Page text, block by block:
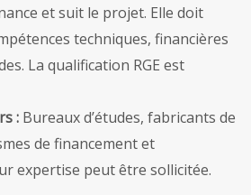
et suit le projet. Elle doit
techniques, financières
La qualification RGE est
: Bureaux d’études, fabricants de
de financement et
expertise peut être sollicitée.